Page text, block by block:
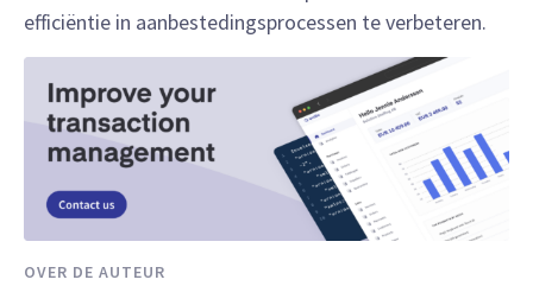
efficiëntie in aanbestedingsprocessen te verbeteren.
OVER DE AUTEUR